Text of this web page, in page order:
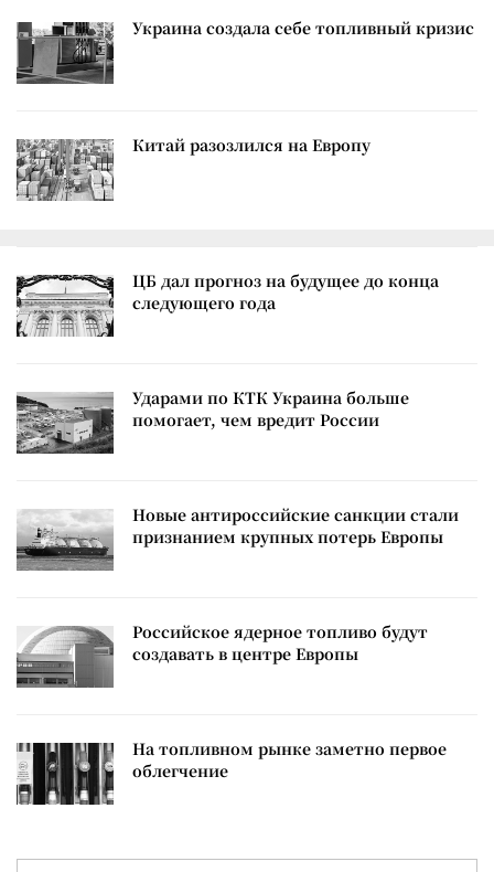
Украина создала себе топливный кризис
Китай разозлился на Европу
ЦБ дал прогноз на будущее до конца
следующего года
Ударами по КТК Украина больше
помогает, чем вредит России
Новые антироссийские санкции стали
признанием крупных потерь Европы
Российское ядерное топливо будут
создавать в центре Европы
На топливном рынке заметно первое
облегчение